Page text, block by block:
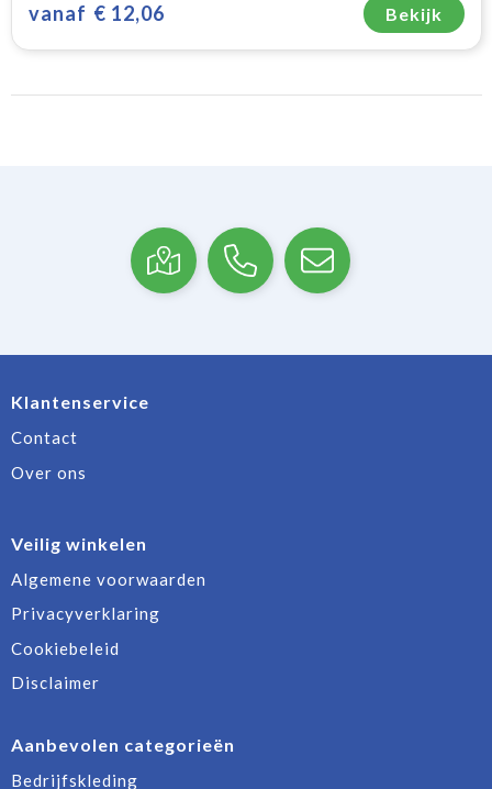
vanaf € 12,06 Bekijk
Klantenservice
Contact
Over ons
Veilig winkelen
Algemene voorwaarden
Privacyverklaring
Cookiebeleid
Disclaimer
Aanbevolen categorieën
Bedrijfskleding